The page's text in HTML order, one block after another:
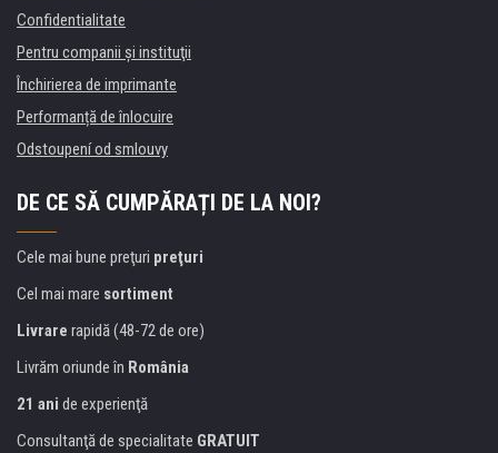
Confidentialitate
Pentru companii și instituţii
Închirierea de imprimante
Performanță de înlocuire
Odstoupení od smlouvy
DE CE SĂ CUMPĂRAȚI DE LA NOI?
Cele mai bune preţuri preţuri
Cel mai mare sortiment
Livrare rapidă (48-72 de ore)
Livrăm oriunde în România
21 ani de experienţă
Consultanţă de specialitate GRATUIT